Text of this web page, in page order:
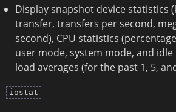
Display snapshot device statistics
transfer, transfers per second,
second), CPU statistics
user mode, system mode, and
load averages (for the past 1, 5,
iostat